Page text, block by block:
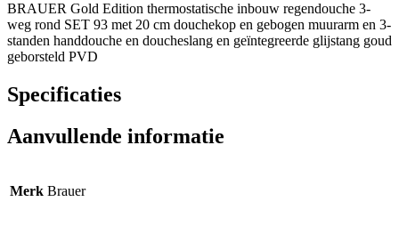
BRAUER Gold Edition thermostatische inbouw regendouche 3-
weg rond SET 93 met 20 cm douchekop en gebogen muurarm en 3-
standen handdouche en doucheslang en geïntegreerde glijstang goud
geborsteld PVD
Specificaties
Aanvullende informatie
Merk Brauer